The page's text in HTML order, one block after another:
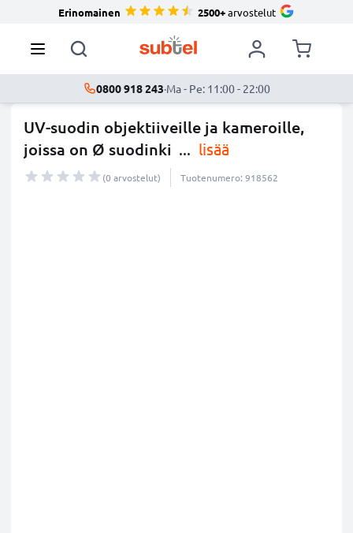
Erinomainen 2500+arvostelut
0800 918 243·Ma - Pe: 11:00 - 22:00
UV-suodin objektiiveille ja kameroille,
joissa on Ø suodinki ... lisää
(0 arvostelut) Tuotenumero: 918562